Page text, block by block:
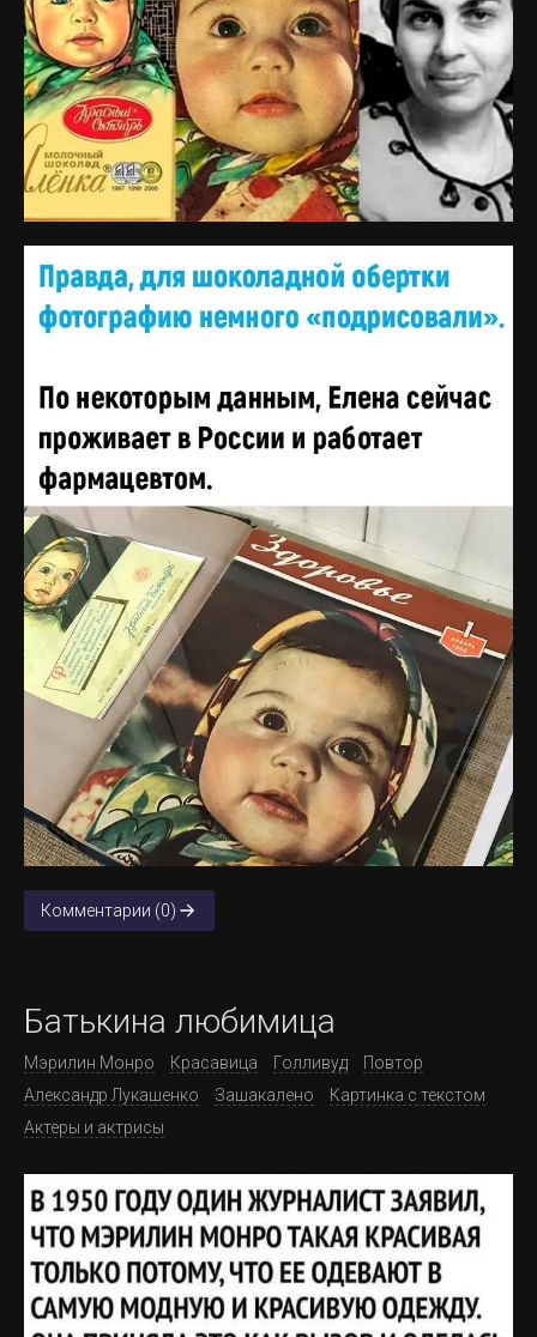
Комментарии (0)
Батькина любимица
Мэрилин Монро Красавица Голливуд
Повтор
Александр Лукашенко
Зашакалено
Картинка с текстом
Актеры и актрисы